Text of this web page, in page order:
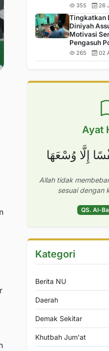
355 26
Tingkatkan
Diniyah
Motivasi
Pengasuh
265 02
Ayat
إِلَّا وُسْعَهَا
Allah tidak
sesuai dengan
QS. Al-
Kategori
Berita NU
Daerah
Demak Sekitar
Khutbah Jum'at